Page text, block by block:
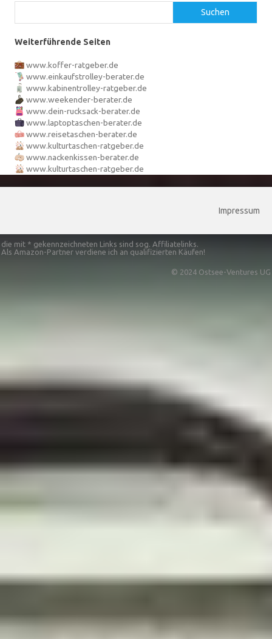
Suchen
Weiterführende Seiten
www.koffer-ratgeber.de
www.einkaufstrolley-berater.de
www.kabinentrolley-ratgeber.de
www.weekender-berater.de
www.dein-rucksack-berater.de
www.laptoptaschen-berater.de
www.reisetaschen-berater.de
www.kulturtaschen-ratgeber.de
www.nackenkissen-berater.de
www.kulturtaschen-ratgeber.de
Impressum
die mit * gekennzeichneten Links sind sog. Affiliatelinks.
Als Amazon-Partner verdiene ich an qualifizierten Käufen!
© 2024 Ostsee-Ventures UG